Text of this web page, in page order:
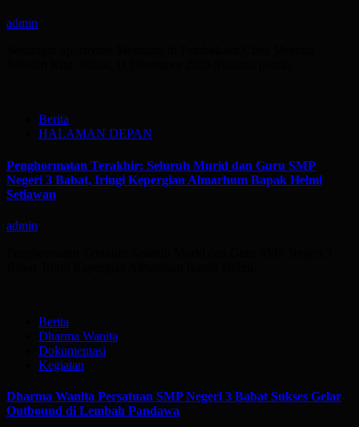
admin
Berita
HALAMAN DEPAN
Penghormatan Terakhir: Seluruh Murid dan Guru SMP
Negeri 3 Babat, Iringi Kepergian Almarhum Bapak Helmi
Setiawan
admin
Berita
Dharma Wanita
Dokumentasi
Kegiatan
Dharma Wanita Persatuan SMP Negeri 3 Babat Sukses Gelar
Outbound di Lembah Pandawa